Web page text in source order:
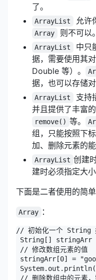
了。
ArrayList 允许
Array 则不可以。
ArrayList
中只
据，需要使用其
Double 等）。
据，也可以存储对
ArrayList
支持
并且提供了丰富
remove() 等。
组，只能按照下
加、删除元素的能
ArrayList 创建
建时必须指定大小
下面是二者使用的简单
Array ：
// 初始化一个 String
String[] stringArr
// 修改数组元素的值
stringArr[0] =
// 删除数组中的元素，